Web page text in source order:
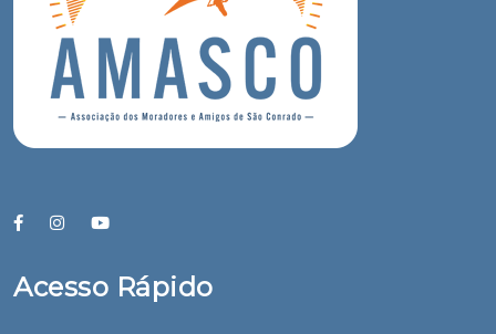
Acesso Rápido